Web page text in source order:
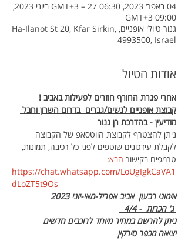
04 באפר׳ 2023, 06:30 GMT‎+3‎ – 27 ביוני 2023,
09:00 GMT‎+3‎
גנור טיולי אופניים, Ha-Ilanot St 20, Kfar Sirkin,
4993500, Israel
אודות הטיול
אחרי פגרת החורף חוזרים לפעילות באביב !
קבוצת אופניים לנשים/גברים  בדרום השרון וחבל
מודיעין - בהדרכת רן גנור
ניתן להצטרף לקבוצת הווטסאפ של הקבוצה
לקבלת עידכונים שוטפים לפני כל רכיבה, תמונות,
טרמפים בקישור הבא:
https://chat.whatsapp.com/LoUgIgkCaVA1
dLoZT5t9Os
אימוני רבעון  אביב אפריל-מאי-יוני 2023
ג' הכרות  - 4/4
ניתן להרשם במחיר מיוחד לרוכבים חדשים
יציאה מכפר סירקין